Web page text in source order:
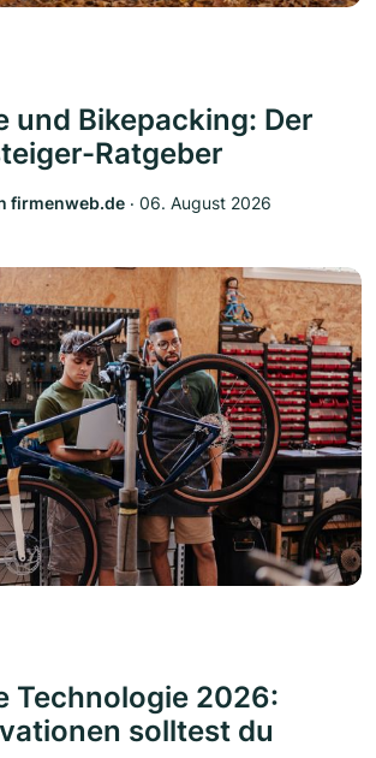
und Bikepacking: Der
Ratgeber
firmenweb.de ‧ 06. August 2026
Technologie 2026:
solltest du